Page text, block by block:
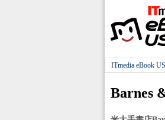
ITmedia eBook
Barnes